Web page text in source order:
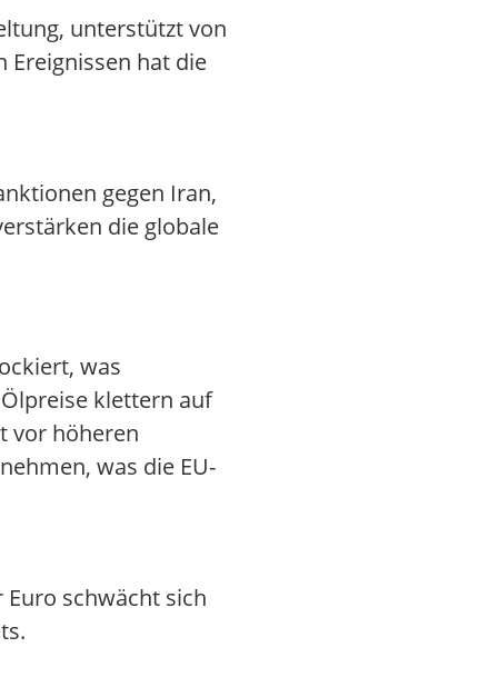
unterstützt von
Ereignissen hat die
gegen Iran,
die globale
was
klettern auf
vor höheren
was die EU-
schwächt sich